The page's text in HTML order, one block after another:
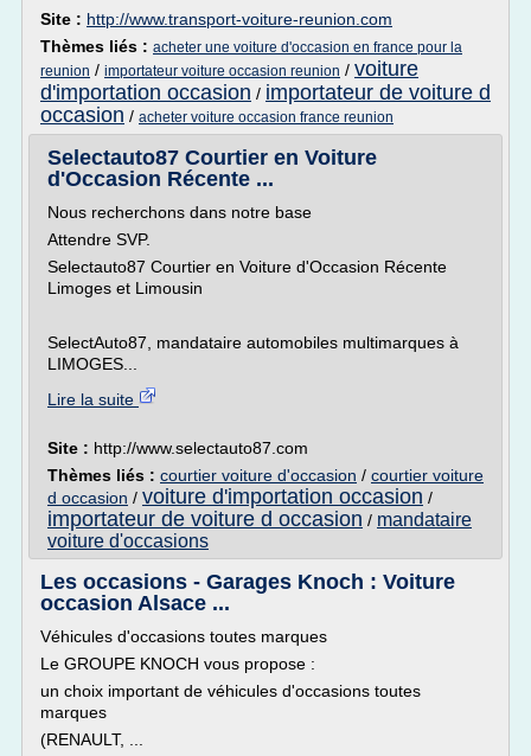
Site : http://www.transport-voiture-reunion.com
Thèmes liés : acheter une voiture d'occasion en france pour la
reunion / importateur voiture occasion reunion / voiture
d'importation occasion / importateur de voiture d
occasion / acheter voiture occasion france reunion
Selectauto87 Courtier en Voiture
d'Occasion Récente ...
Nous recherchons dans notre base
Attendre SVP.
Selectauto87 Courtier en Voiture d'Occasion Récente
Limoges et Limousin
SelectAuto87, mandataire automobiles multimarques à
LIMOGES...
Lire la suite
Site : http://www.selectauto87.com
Thèmes liés : courtier voiture d'occasion / courtier voiture
d occasion / voiture d'importation occasion /
importateur de voiture d occasion / mandataire
voiture d'occasions
Les occasions - Garages Knoch : Voiture
occasion Alsace ...
Véhicules d'occasions toutes marques
Le GROUPE KNOCH vous propose :
un choix important de véhicules d'occasions toutes
marques
(RENAULT, ...